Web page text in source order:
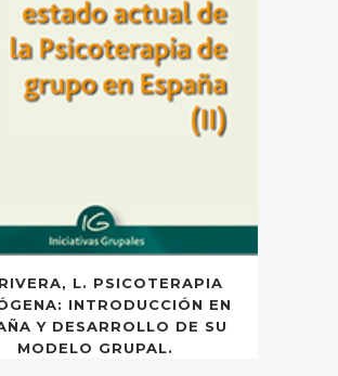
L. PSICOTERAPIA
INTRODUCCIÓN EN
Y DESARROLLO DE SU
MODELO GRUPAL.